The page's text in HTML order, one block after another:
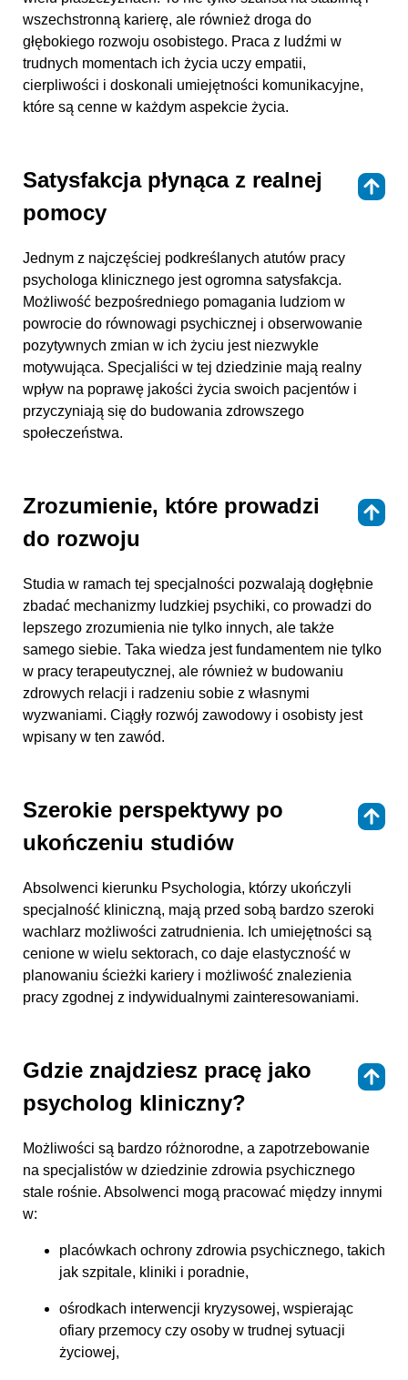
wszechstronną karierę, ale również droga do
głębokiego rozwoju osobistego. Praca z ludźmi w
trudnych momentach ich życia uczy empatii,
cierpliwości i doskonali umiejętności komunikacyjne,
które są cenne w każdym aspekcie życia.
Satysfakcja płynąca z realnej
pomocy
Jednym z najczęściej podkreślanych atutów pracy
psychologa klinicznego jest ogromna satysfakcja.
Możliwość bezpośredniego pomagania ludziom w
powrocie do równowagi psychicznej i obserwowanie
pozytywnych zmian w ich życiu jest niezwykle
motywująca. Specjaliści w tej dziedzinie mają realny
wpływ na poprawę jakości życia swoich pacjentów i
przyczyniają się do budowania zdrowszego
społeczeństwa.
Zrozumienie, które prowadzi
do rozwoju
Studia w ramach tej specjalności pozwalają dogłębnie
zbadać mechanizmy ludzkiej psychiki, co prowadzi do
lepszego zrozumienia nie tylko innych, ale także
samego siebie. Taka wiedza jest fundamentem nie tylko
w pracy terapeutycznej, ale również w budowaniu
zdrowych relacji i radzeniu sobie z własnymi
wyzwaniami. Ciągły rozwój zawodowy i osobisty jest
wpisany w ten zawód.
Szerokie perspektywy po
ukończeniu studiów
Absolwenci kierunku Psychologia, którzy ukończyli
specjalność kliniczną, mają przed sobą bardzo szeroki
wachlarz możliwości zatrudnienia. Ich umiejętności są
cenione w wielu sektorach, co daje elastyczność w
planowaniu ścieżki kariery i możliwość znalezienia
pracy zgodnej z indywidualnymi zainteresowaniami.
Gdzie znajdziesz pracę jako
psycholog kliniczny?
Możliwości są bardzo różnorodne, a zapotrzebowanie
na specjalistów w dziedzinie zdrowia psychicznego
stale rośnie. Absolwenci mogą pracować między innymi
w:
placówkach ochrony zdrowia psychicznego, takich
jak szpitale, kliniki i poradnie,
ośrodkach interwencji kryzysowej, wspierając
ofiary przemocy czy osoby w trudnej sytuacji
życiowej,